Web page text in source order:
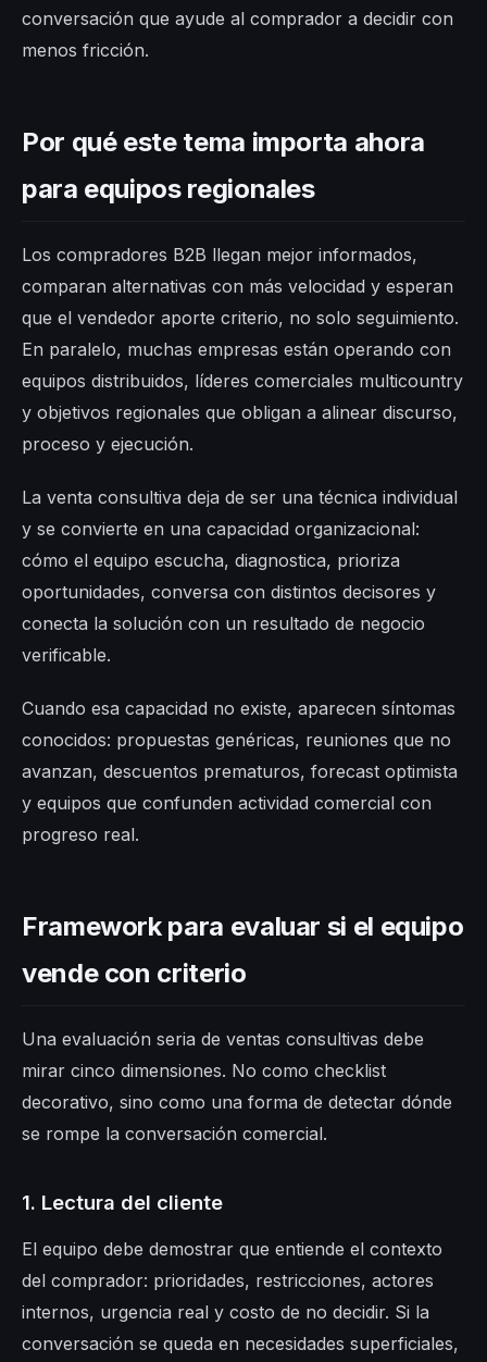
conversación que ayude al comprador a decidir con
menos fricción.
Por qué este tema importa ahora
para equipos regionales
Los compradores B2B llegan mejor informados,
comparan alternativas con más velocidad y esperan
que el vendedor aporte criterio, no solo seguimiento.
En paralelo, muchas empresas están operando con
equipos distribuidos, líderes comerciales multicountry
y objetivos regionales que obligan a alinear discurso,
proceso y ejecución.
La venta consultiva deja de ser una técnica individual
y se convierte en una capacidad organizacional:
cómo el equipo escucha, diagnostica, prioriza
oportunidades, conversa con distintos decisores y
conecta la solución con un resultado de negocio
verificable.
Cuando esa capacidad no existe, aparecen síntomas
conocidos: propuestas genéricas, reuniones que no
avanzan, descuentos prematuros, forecast optimista
y equipos que confunden actividad comercial con
progreso real.
Framework para evaluar si el equipo
vende con criterio
Una evaluación seria de ventas consultivas debe
mirar cinco dimensiones. No como checklist
decorativo, sino como una forma de detectar dónde
se rompe la conversación comercial.
1. Lectura del cliente
El equipo debe demostrar que entiende el contexto
del comprador: prioridades, restricciones, actores
internos, urgencia real y costo de no decidir. Si la
conversación se queda en necesidades superficiales,